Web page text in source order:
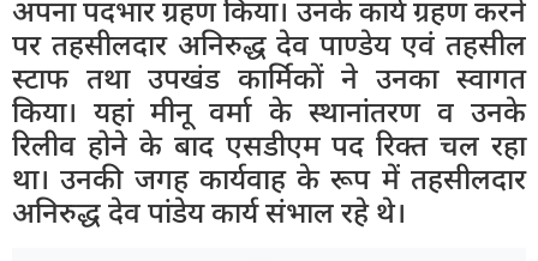
अपना पदभार ग्रहण किया। उनके कार्य ग्रहण करने
पर तहसीलदार अनिरुद्ध देव पाण्डेय एवं तहसील
स्टाफ तथा उपखंड कार्मिकों ने उनका स्वागत
किया। यहां मीनू वर्मा के स्थानांतरण व उनके
रिलीव होने के बाद एसडीएम पद रिक्त चल रहा
था। उनकी जगह कार्यवाह के रूप में तहसीलदार
अनिरुद्ध देव पांडेय कार्य संभाल रहे थे।